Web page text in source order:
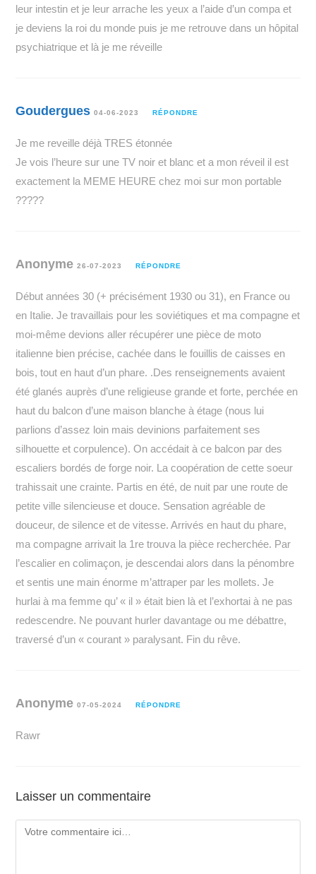
leur intestin et je leur arrache les yeux a l’aide d’un compa et
je deviens la roi du monde puis je me retrouve dans un hôpital
psychiatrique et là je me réveille
Goudergues 04-06-2023 RÉPONDRE
Je me reveille déjà TRES étonnée
Je vois l’heure sur une TV noir et blanc et a mon réveil il est
exactement la MEME HEURE chez moi sur mon portable
?????
Anonyme26-07-2023 RÉPONDRE
Début années 30 (+ précisément 1930 ou 31), en France ou
en Italie. Je travaillais pour les soviétiques et ma compagne et
moi-même devions aller récupérer une pièce de moto
italienne bien précise, cachée dans le fouillis de caisses en
bois, tout en haut d’un phare. .Des renseignements avaient
été glanés auprès d’une religieuse grande et forte, perchée en
haut du balcon d’une maison blanche à étage (nous lui
parlions d’assez loin mais devinions parfaitement ses
silhouette et corpulence). On accédait à ce balcon par des
escaliers bordés de forge noir. La coopération de cette soeur
trahissait une crainte. Partis en été, de nuit par une route de
petite ville silencieuse et douce. Sensation agréable de
douceur, de silence et de vitesse. Arrivés en haut du phare,
ma compagne arrivait la 1re trouva la pièce recherchée. Par
l’escalier en colimaçon, je descendai alors dans la pénombre
et sentis une main énorme m’attraper par les mollets. Je
hurlai à ma femme qu’ « il » était bien là et l’exhortai à ne pas
redescendre. Ne pouvant hurler davantage ou me débattre,
traversé d’un « courant » paralysant. Fin du rêve.
Anonyme07-05-2024 RÉPONDRE
Rawr
Laisser un commentaire
Comment